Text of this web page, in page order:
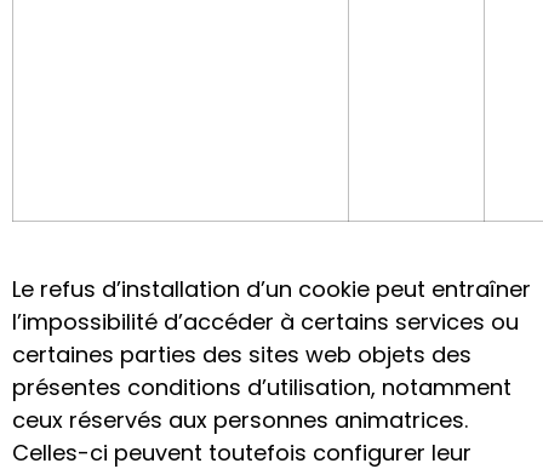
Le refus d’installation d’un cookie peut entraîner
l’impossibilité d’accéder à certains services ou
certaines parties des sites web objets des
présentes conditions d’utilisation, notamment
ceux réservés aux personnes animatrices.
Celles-ci peuvent toutefois configurer leur